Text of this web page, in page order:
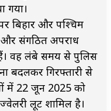
गया।
बिहार और पश्चिम
और संगठित अपराध
वह लंबे समय से पुलिस
बदलकर गिरफ्तारी से
में 22 जून 2025 को
लूट शामिल है।